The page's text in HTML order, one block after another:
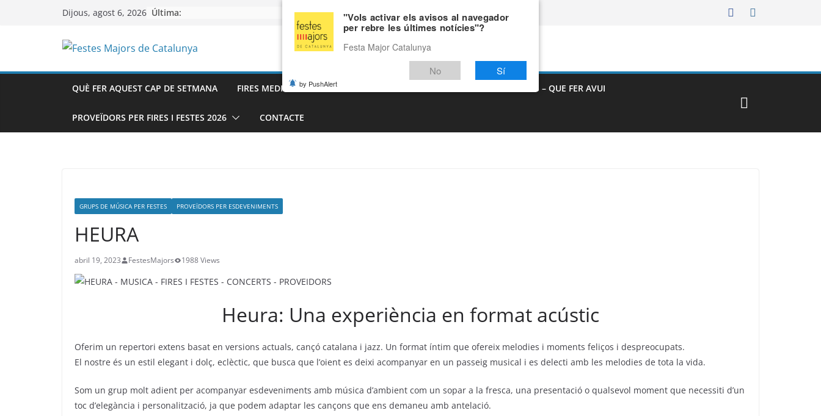
Dijous, agost 6, 2026 Última:
QUÈ FER AQUEST CAP DE SETMANA FIRES MEDIEVALS – AGENDA DE FIRES MEDIEVALS 2026 FIRES I FESTES – QUE FER AVUI
PROVEÏDORS PER FIRES I FESTES 2026 CONTACTE
GRUPS DE MÚSICA PER FESTES PROVEÏDORS PER ESDEVENIMENTS
HEURA
abril 19, 2023 FestesMajors 1988 Views
Heura: Una experiència en format acústic
Oferim un repertori extens basat en versions actuals, cançó catalana i jazz. Un format íntim que ofereix melodies i moments feliços i despreocupats.
El nostre és un estil elegant i dolç, eclèctic, que busca que l’oient es deixi acompanyar en un passeig musical i es delecti amb les melodies de tota la vida.
Som un grup molt adient per acompanyar esdeveniments amb música d’ambient com un sopar a la fresca, una presentació o qualsevol moment que necessiti d’un
toc d’elegància i personalització, ja que podem adaptar les cançons que ens demaneu amb antelació.
"Vols activar els avisos al navegador
per rebre les últimes notícies"?
Festa Major Catalunya
No Sí
by PushAlert